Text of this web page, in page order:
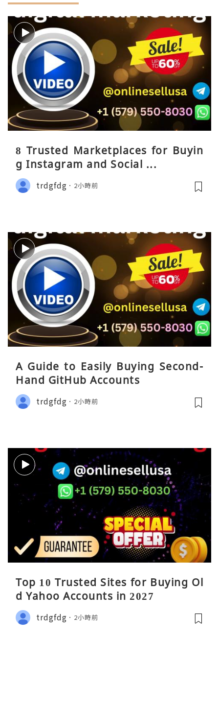
8 Trusted Marketplaces for Buyin
g Instagram and Social ...
trdgfdg 2小時前
A Guide to Easily Buying Second-
Hand GitHub Accounts
trdgfdg 2小時前
Top 10 Trusted Sites for Buying Ol
d Yahoo Accounts in 2027
trdgfdg 2小時前